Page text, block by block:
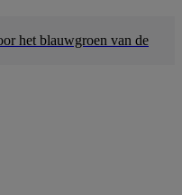
het blauwgroen van de